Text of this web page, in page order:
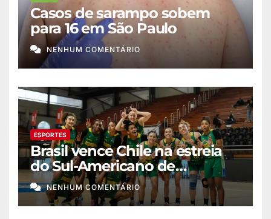
Casos de sarampo sobem
para 16 em São Paulo
NENHUM COMENTÁRIO
ESPORTES
Brasil vence Chile na estreia
do Sul-Americano de
basquete feminino
NENHUM COMENTÁRIO